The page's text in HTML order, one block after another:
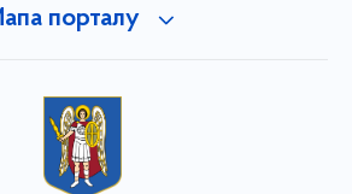
порталу